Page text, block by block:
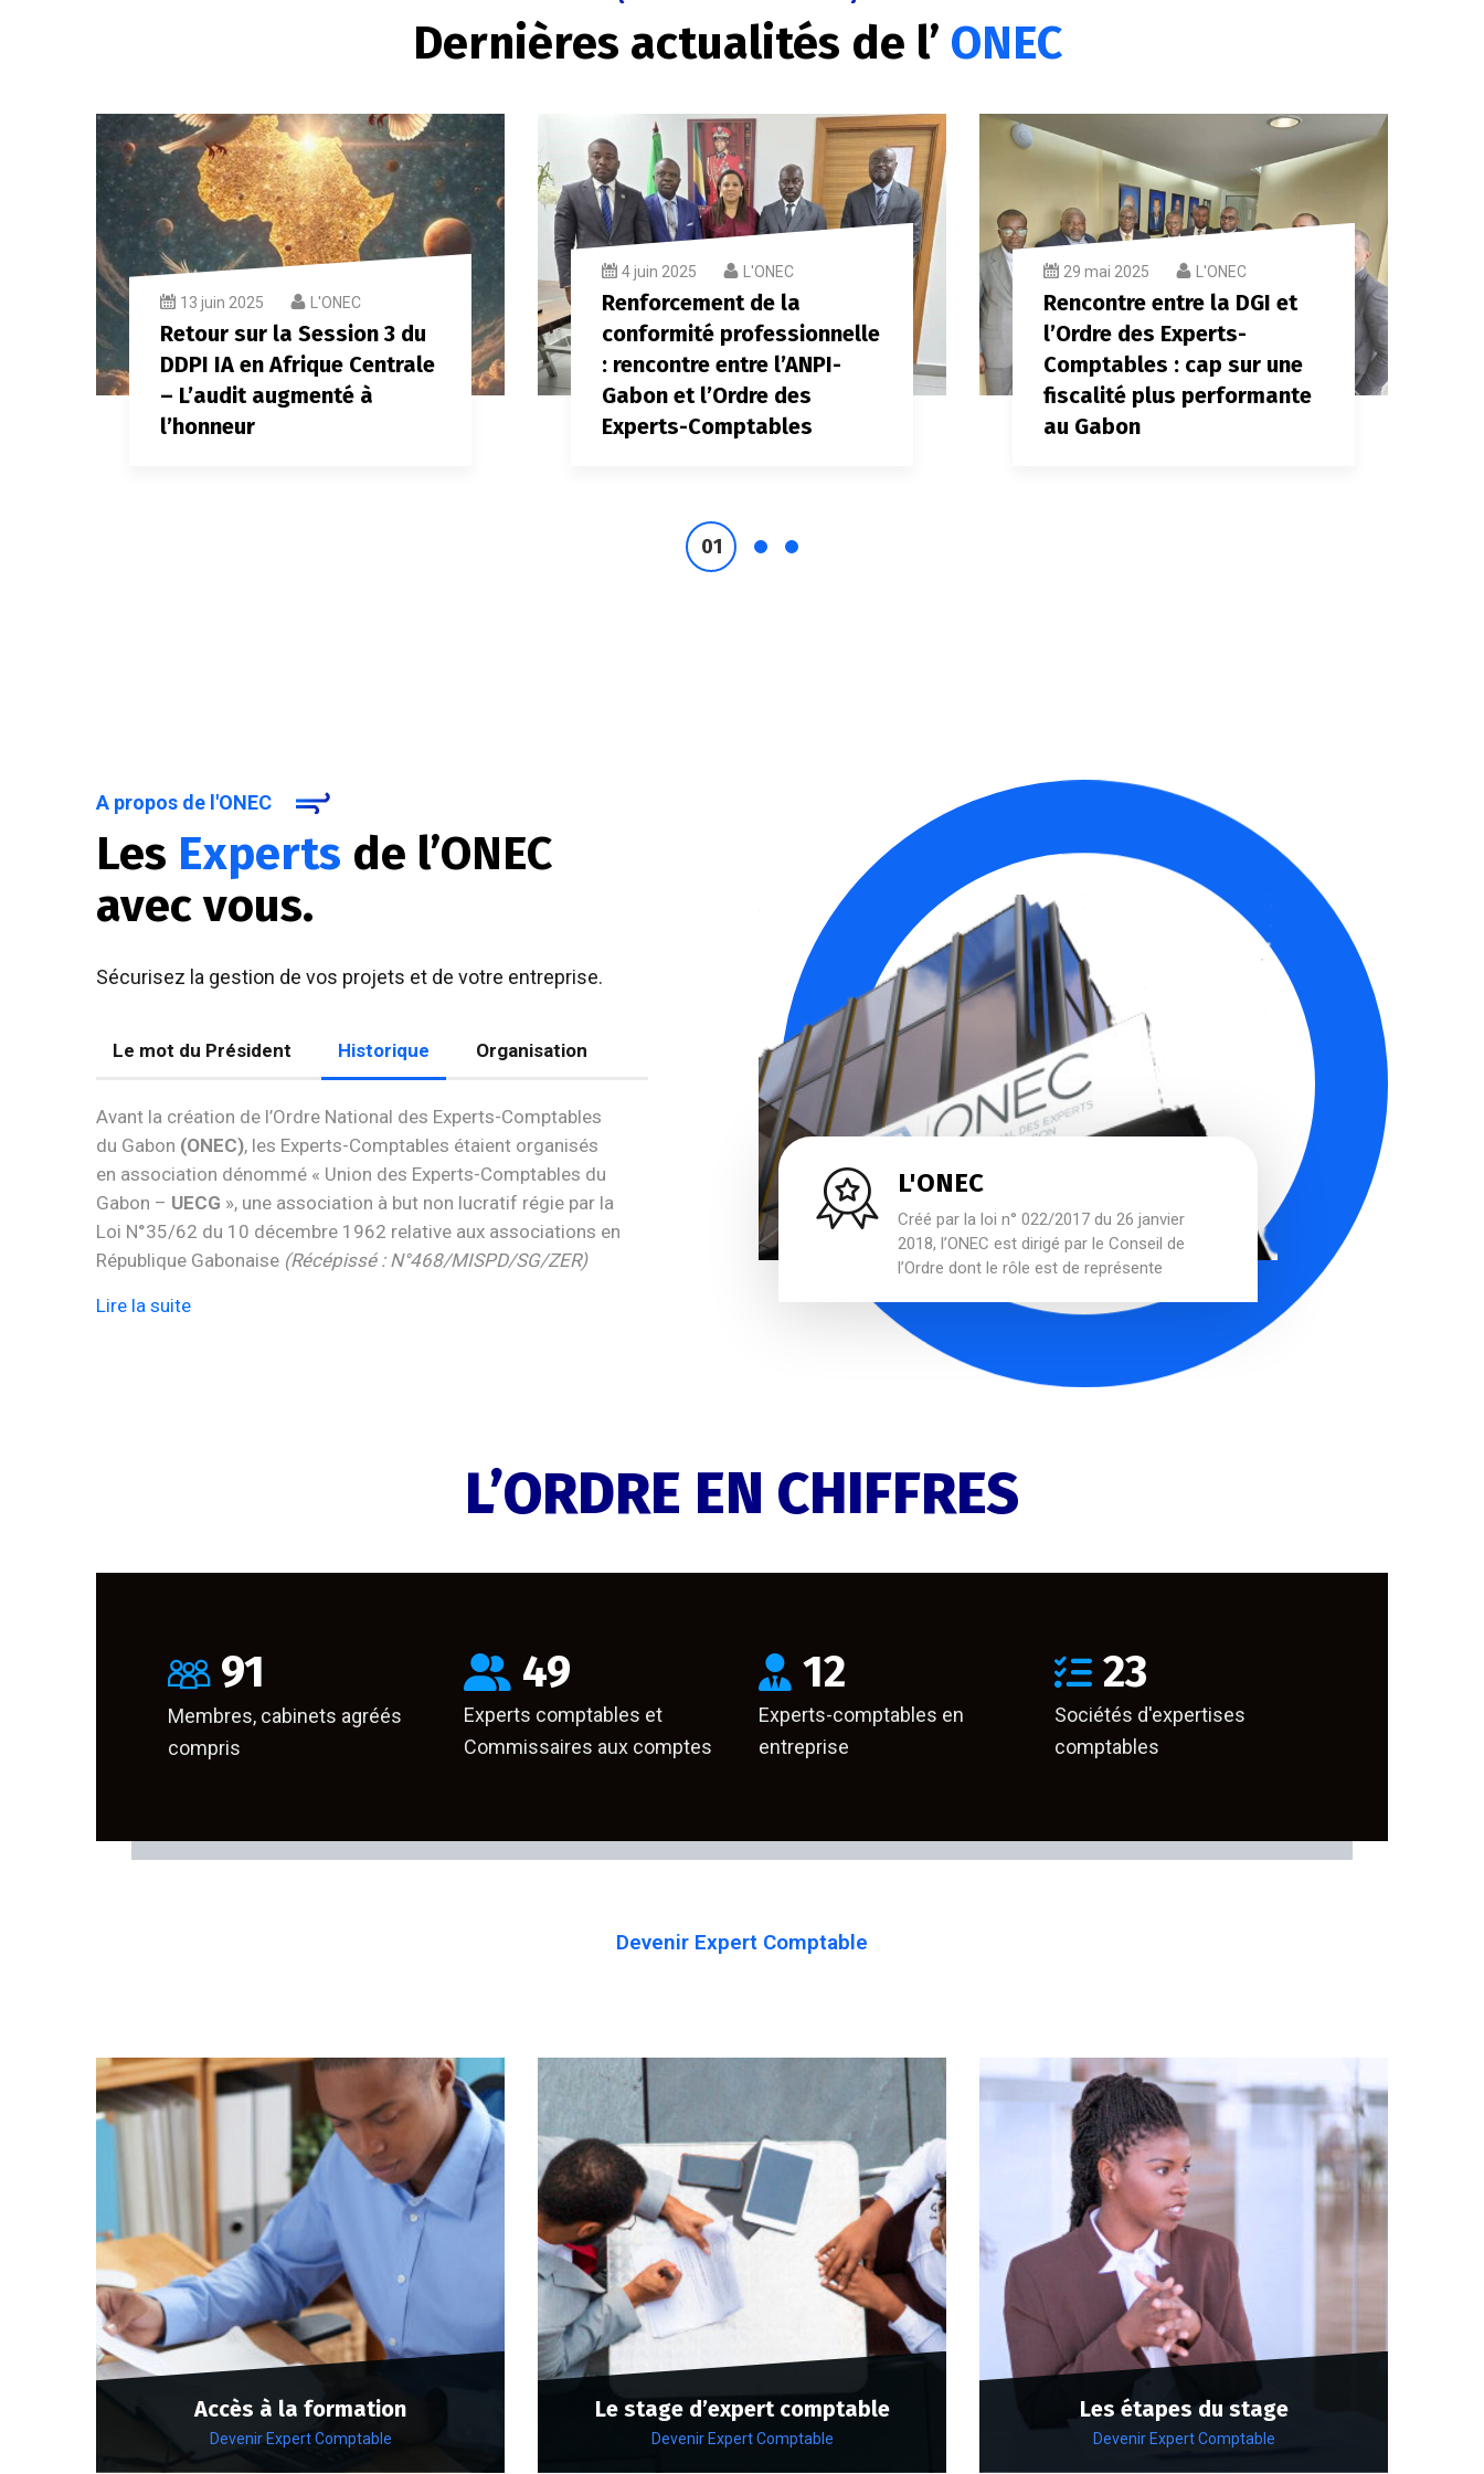
Dernières actualités de l’ ONEC
13 juin 2025 L'ONEC
Retour sur la Session 3 du
DDPI IA en Afrique Centrale
– L’audit augmenté à
l’honneur
4 juin 2025 L'ONEC
Renforcement de la
conformité professionnelle
: rencontre entre l’ANPI-
Gabon et l’Ordre des
Experts-Comptables
29 mai 2025 L'ONEC
Rencontre entre la DGI et
l’Ordre des Experts-
Comptables : cap sur une
fiscalité plus performante
au Gabon
A propos de l'ONEC
Les Experts de l’ONEC
avec vous.
Sécurisez la gestion de vos projets et de votre entreprise.
Le mot du Président Historique Organisation
Avant la création de l’Ordre National des Experts-Comptables
du Gabon (ONEC), les Experts-Comptables étaient organisés
en association dénommé « Union des Experts-Comptables du
Gabon – UECG », une association à but non lucratif régie par la
Loi N°35/62 du 10 décembre 1962 relative aux associations en
République Gabonaise (Récépissé : N°468/MISPD/SG/ZER)
Lire la suite
L'ONEC
Créé par la loi n° 022/2017 du 26 janvier
2018, l’ONEC est dirigé par le Conseil de
l’Ordre dont le rôle est de représente
L’ORDRE EN CHIFFRES
91
Membres, cabinets agréés
compris
49
Experts comptables et
Commissaires aux comptes
12
Experts-comptables en
entreprise
23
Sociétés d'expertises
comptables
Devenir Expert Comptable
Accès à la formation
Devenir Expert Comptable
Le stage d’expert comptable
Devenir Expert Comptable
Les étapes du stage
Devenir Expert Comptable